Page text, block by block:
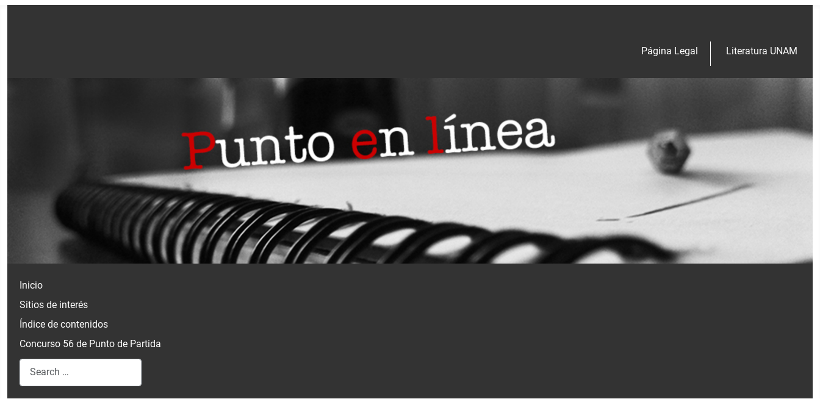
Literatura UNAM
Página Legal
Inicio
Sitios de interés
Índice de contenidos
Concurso 56 de Punto de Partida
Search